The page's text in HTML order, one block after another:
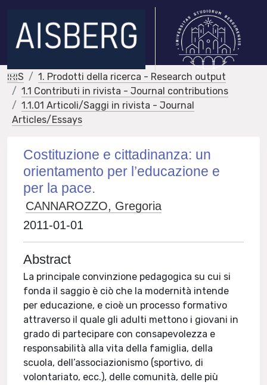
IRIS
1. Prodotti della ricerca - Research output
1.1 Contributi in rivista - Journal contributions
1.1.01 Articoli/Saggi in rivista - Journal
Articles/Essays
Costituzione e cittadinanza: un
orientamento per l’educazione e
per la pace.
CANNAROZZO, Gregoria
2011-01-01
Abstract
La principale convinzione pedagogica su cui si
fonda il saggio è ciò che la modernità intende
per educazione, e cioè un processo formativo
attraverso il quale gli adulti mettono i giovani in
grado di partecipare con consapevolezza e
responsabilità alla vita della famiglia, della
scuola, dell’associazionismo (sportivo, di
volontariato, ecc.), delle comunità, delle più